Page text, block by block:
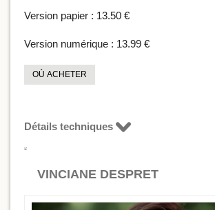
Version papier : 13.50 €
Version numérique : 13.99 €
OÙ ACHETER
Détails techniques
VINCIANE DESPRET